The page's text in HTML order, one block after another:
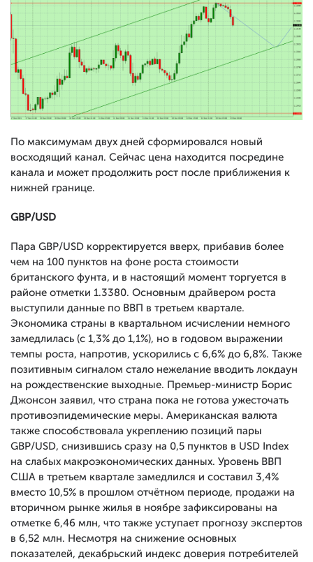
По максимумам двух дней сформировался новый
восходящий канал. Сейчас цена находится посредине
канала и может продолжить рост после приближения к
нижней границе.
GBP/USD
Пара GBP/USD корректируется вверх, прибавив более
чем на 100 пунктов на фоне роста стоимости
британского фунта, и в настоящий момент торгуется в
районе отметки 1.3380. Основным драйвером роста
выступили данные по ВВП в третьем квартале.
Экономика страны в квартальном исчислении немного
замедлилась (с 1,3% до 1,1%), но в годовом выражении
темпы роста, напротив, ускорились с 6,6% до 6,8%. Также
позитивным сигналом стало нежелание вводить локдаун
на рождественские выходные. Премьер-министр Борис
Джонсон заявил, что страна пока не готова ужесточать
противоэпидемические меры. Американская валюта
также способствовала укреплению позиций пары
GBP/USD, снизившись сразу на 0,5 пунктов в USD Index
на слабых макроэкономических данных. Уровень ВВП
США в третьем квартале замедлился и составил 3,4%
вместо 10,5% в прошлом отчётном периоде, продажи на
вторичном рынке жилья в ноябре зафиксированы на
отметке 6,46 млн, что также уступает прогнозу экспертов
в 6,52 млн. Несмотря на снижение основных
показателей, декабрьский индекс доверия потребителей